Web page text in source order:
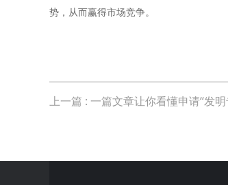
势，从而赢得市场竞争。
上一篇 : 一篇文章让你看懂申请“发